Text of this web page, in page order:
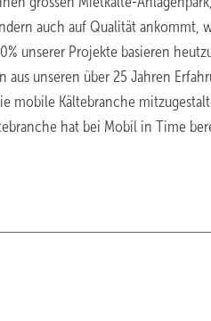
auch auf Qualität ankommt,
unserer Projekte basieren
aus unseren über 25 Jahren
mobile Kältebranche
hat bei Mobil in Time